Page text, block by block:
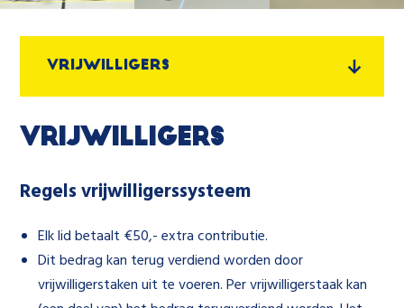
Vrijwilligers
Vrijwilligers
Regels vrijwilligerssysteem
Elk lid betaalt €50,- extra contributie.
Dit bedrag kan terug verdiend worden door
vrijwilligerstaken uit te voeren. Per vrijwilligerstaak kan